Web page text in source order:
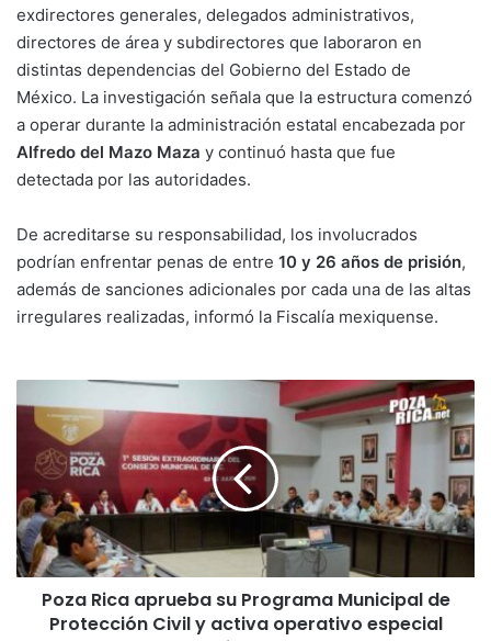
exdirectores generales, delegados administrativos,
directores de área y subdirectores que laboraron en
distintas dependencias del Gobierno del Estado de
México. La investigación señala que la estructura comenzó
a operar durante la administración estatal encabezada por
Alfredo del Mazo Maza y continuó hasta que fue
detectada por las autoridades.
De acreditarse su responsabilidad, los involucrados
podrían enfrentar penas de entre 10 y 26 años de prisión,
además de sanciones adicionales por cada una de las altas
irregulares realizadas, informó la Fiscalía mexiquense.
Rica
aprueba
Programa
Municipal
de
Protección
Civil
activa
Poza Rica aprueba su Programa Municipal de
Protección Civil y activa operativo especial